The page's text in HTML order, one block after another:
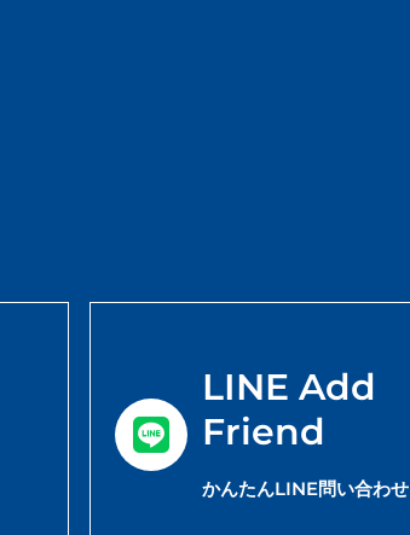
LINE Add
Friend
かんたんLINE問い合わせ